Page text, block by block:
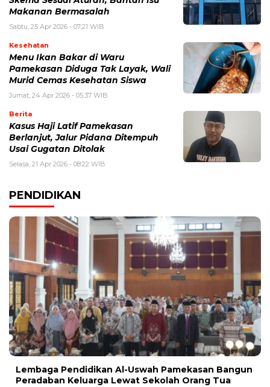
Makanan Bermasalah
Sabtu, 25 Apr 2026 - 07:21 WIB
Kesehatan
Menu Ikan Bakar di Waru
Pamekasan Diduga Tak Layak, Wali
Murid Cemas Kesehatan Siswa
Jumat, 24 Apr 2026 - 05:37 WIB
Berita
Kasus Haji Latif Pamekasan
Berlanjut, Jalur Pidana Ditempuh
Usai Gugatan Ditolak
Selasa, 21 Apr 2026 - 08:22 WIB
PENDIDIKAN
Lembaga Pendidikan Al-Uswah Pamekasan Bangun
Peradaban Keluarga Lewat Sekolah Orang Tua